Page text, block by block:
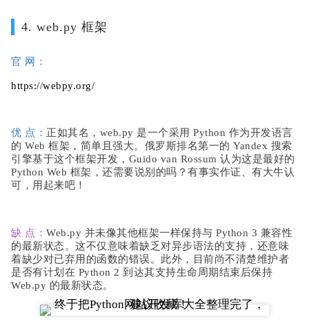
4. web.py 框架
官 网：
https://webpy.org/
优 点： 正如其名，web.py 是一个采用 Python 作为开发语言
的 Web 框架，简单且强大。俄罗斯排名第一的 Yandex 搜索
引擎基于这个框架开发，Guido van Rossum 认为这是最好的
Python Web 框架，还需要说别的吗？有事实作证、有大牛认
可，用起来吧！
缺 点： Web.py 并未像其他框架一样保持与 Python 3 兼容性
的最新状态。这不仅意味着缺乏对异步语法的支持，还意味
着缺少对已弃用的函数的错误。此外，目前尚不清楚维护者
是否有计划在 Python 2 到达其支持生命周期结束后保持
Web.py 的最新状态。